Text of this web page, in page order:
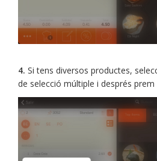
4. Si tens diversos productes,
de selecció múltiple i després prem